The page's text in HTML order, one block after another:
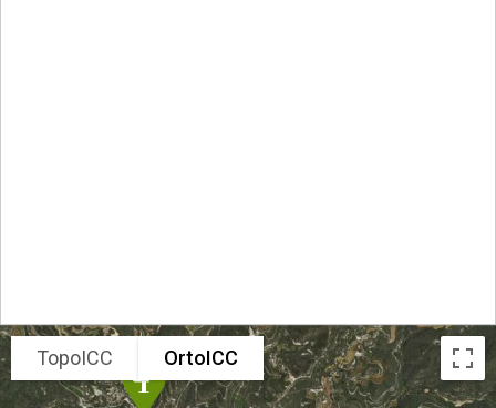
TopoICC OrtoICC